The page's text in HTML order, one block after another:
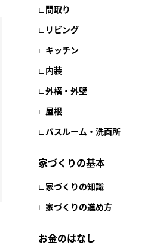
間取り
リビング
キッチン
内装
外構・外壁
屋根
バスルーム・洗面所
家づくりの基本
家づくりの知識
家づくりの進め方
お金のはなし